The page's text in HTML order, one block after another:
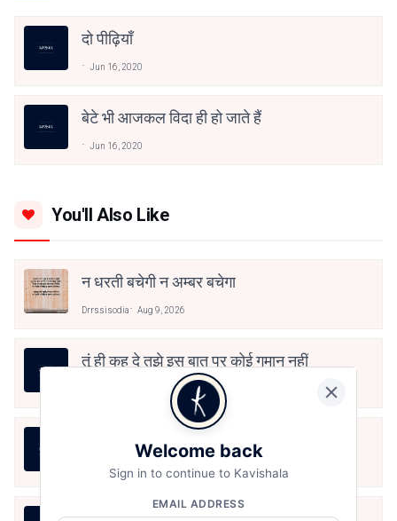
दो पीढ़ियाँ
Jun 16, 2020
बेटे भी आजकल विदा ही हो जाते हैं
Jun 16, 2020
You'll Also Like
न धरती बचेगी न अम्बर बचेगा
Drrssisodia Aug 9, 2026
तूं ही कह दे तुझे इस बात पर कोई गुमान नहीं
Aug 9, 2026
तूं ही कह दे तुझे इस बात पर कोई गुमान नहीं
Drrssisodia Aug 9, 2026
Welcome back
Sign in to continue to Kavishala
EMAIL ADDRESS